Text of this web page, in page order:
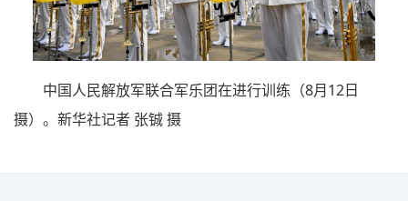
中国人民解放军联合军乐团在进行训练（8月12日
摄）。新华社记者 张铖 摄